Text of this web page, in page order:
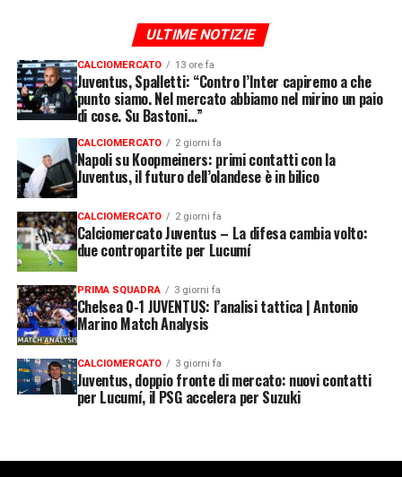
ULTIME NOTIZIE
CALCIOMERCATO 13 ore fa
Juventus, Spalletti: “Contro l’Inter capiremo a che
punto siamo. Nel mercato abbiamo nel mirino un paio
di cose. Su Bastoni…”
CALCIOMERCATO 2 giorni fa
Napoli su Koopmeiners: primi contatti con la
Juventus, il futuro dell’olandese è in bilico
CALCIOMERCATO 2 giorni fa
Calciomercato Juventus – La difesa cambia volto:
due contropartite per Lucumí
PRIMA SQUADRA 3 giorni fa
Chelsea 0-1 JUVENTUS: l’analisi tattica | Antonio
Marino Match Analysis
CALCIOMERCATO 3 giorni fa
Juventus, doppio fronte di mercato: nuovi contatti
per Lucumí, il PSG accelera per Suzuki